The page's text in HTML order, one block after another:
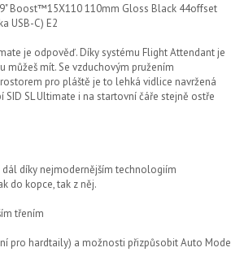
Boost™15X110 110mm Gloss Black 44offset
USB-C) E2
je odpověď. Díky systému Flight Attendant je
mít. Se vzduchovým pružením
pro pláště je to lehká vidlice navržená
SL Ultimate i na startovní čáře stejně ostře
díky nejmodernějším technologiím
do kopce, tak z něj.
třením
pro hardtaily) a možnosti přizpůsobit Auto Mode